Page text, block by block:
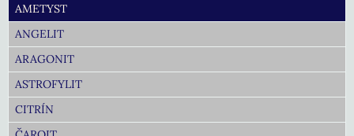
AMETYST
ANGELIT
ARAGONIT
ASTROFYLIT
CITRÍN